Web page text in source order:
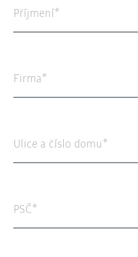
Příjmení
Firma
Ulice a číslo domu
PSČ